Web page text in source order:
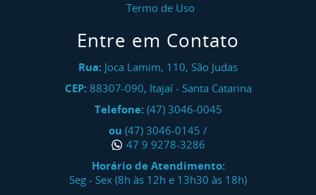
Termo de Uso
Entre em Contato
Rua: Joca Lamim, 110, São Judas
CEP: 88307-090, Itajaí- Santa Catarina
Telefone: (47) 3046-0045
ou (47) 3046-0145 /
47 9 9278-3286
Horário de Atendimento:
Seg - Sex (8h às 12h e 13h30 às 18h)